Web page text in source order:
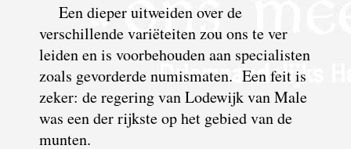
Een dieper uitweiden over de
verschillende variëteiten zou ons te ver
leiden en is voorbehouden aan specialisten
zoals gevorderde numismaten. Een feit is
zeker: de regering van Lodewijk van Male
was een der rijkste op het gebied van de
munten.